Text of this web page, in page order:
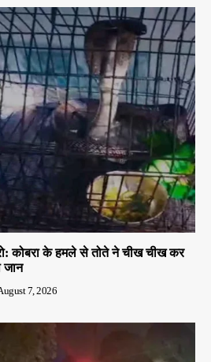
कोबरा के हमले से तोते ने चीख चीख कर
जान
7, 2026